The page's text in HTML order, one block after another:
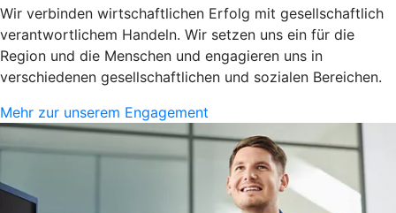
Wir verbinden wirtschaftlichen Erfolg mit gesellschaftlich
verantwortlichem Handeln. Wir setzen uns ein für die
Region und die Menschen und engagieren uns in
verschiedenen gesellschaftlichen und sozialen Bereichen.
Mehr zur unserem Engagement